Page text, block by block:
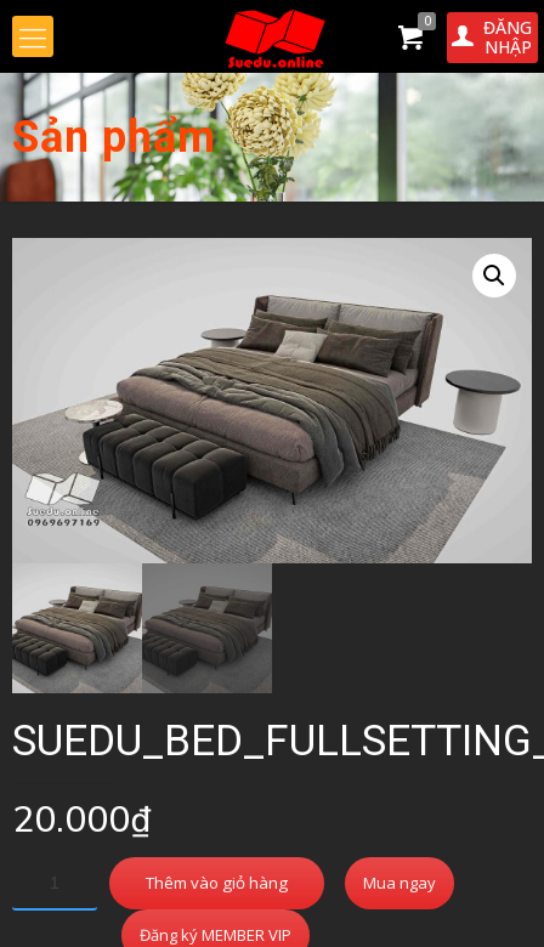
0
ĐĂNG
NHẬP
Sản phẩm
20.000₫
Thêm vào giỏ hàng Mua ngay
Đăng ký MEMBER VIP